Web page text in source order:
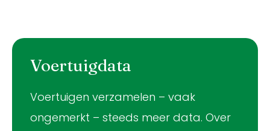
Voertuigdata
Voertuigen verzamelen – vaak
ongemerkt – steeds meer data. Over